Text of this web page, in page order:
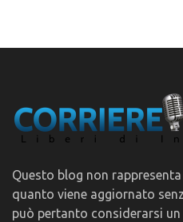
Questo blog non
quanto viene aggiornato
può pertanto considerarsi